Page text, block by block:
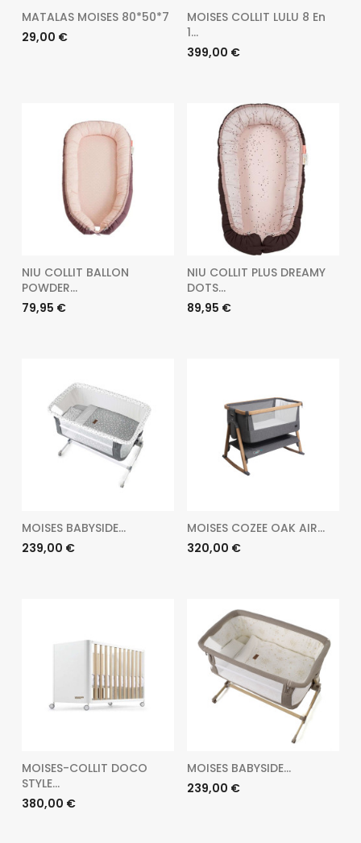
MATALAS MOISES 80*50*7
Preu
29,00 €
MOISES COLLIT LULU 8 En
1...
Preu
399,00 €
NIU COLLIT BALLON
POWDER...
Preu
79,95 €
NIU COLLIT PLUS DREAMY
DOTS...
Preu
89,95 €
MOISES BABYSIDE...
Preu
239,00 €
MOISES COZEE OAK AIR...
Preu
320,00 €
MOISES-COLLIT DOCO
STYLE...
Preu
380,00 €
MOISES BABYSIDE...
Preu
239,00 €